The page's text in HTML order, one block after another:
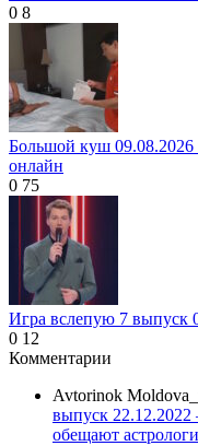
0 8
Большой куш 09.08.2026
онлайн
0 75
Игра вслепую 7 выпуск
0 12
Комментарии
Avtorinok
выпуск 22.12.2022
обещают